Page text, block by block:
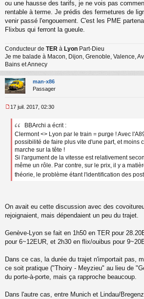
ou une hausse des tarifs, je ne vois pas
rentable à terme. Je prédis des fermetures de
venir passé l'engouement. C'est les PME
Flixbus qui ferront la gueule.
Conducteur de TER à Lyon Part-Dieu
Je me balade à Macon, Dijon, Grenoble, Valence,
Bains et Annecy
man-x86
Passager
e
17 juil. 2017, 02:30
BBArchi a écrit :
Clermont <> Lyon par le train = purge ! Avec
possibilité de faire plus vite d'une part, et moins
marche sur la tête !
Si l'argument de la vitesse est relativement
même un rôle. Par contre, sur le prix, il y a
théorie, le problème étant l'identification des
On avait eu cette discussion avec des
rejoignaient, mais dépendaient un peu du trajet.
Genève-Lyon se fait en 1h50 en TER pour
pour 6~12EUR, et 2h30 en flix/ouibus pour
Dans ce cas, la durée du trajet n'importait pas,
ce soit pratique ("Thoiry - Meyzieu" au lieu de
du porte-à-porte, mais ça rapproche beaucoup.
Dans l'autre cas, entre Munich et Lindau/